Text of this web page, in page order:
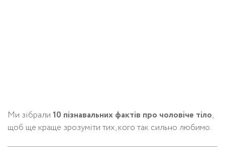
Ми зібрали 10 пізнавальних фактів про чоловіче тіло,
щоб ще краще зрозуміти тих, кого так сильно любимо.